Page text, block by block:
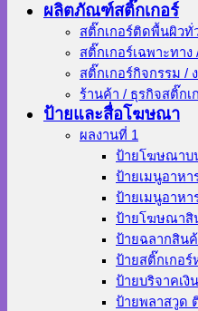
ผลิตภัณฑ์สติ๊กเกอร์
สติ๊กเกอร์ติดพื้นผิวทั่ว
สติ๊กเกอร์เฉพาะทาง
สติ๊กเกอร์กิจกรรม /
ร้านค้า / ธุรกิจสติ๊กเ
ป้ายและสื่อโฆษณา
ผลงานที่ 1
ป้ายโฆษณาบ
ป้ายเมนูอาหา
ป้ายเมนูอาห
ป้ายโฆษณาสิ
ป้ายฉลากสิน
ป้ายสติ๊กเกอร์
ป้ายบริจาคเงิน
ป้ายพลาสวูด